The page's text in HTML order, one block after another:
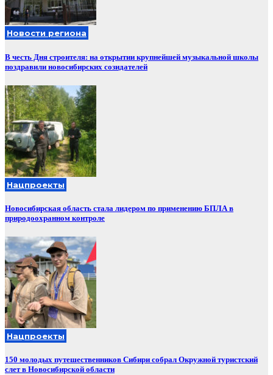
Новости региона
В честь Дня строителя: на открытии крупнейшей музыкальной школы
поздравили новосибирских созидателей
Нацпроекты
Новосибирская область стала лидером по применению БПЛА в
природоохранном контроле
Нацпроекты
150 молодых путешественников Сибири собрал Окружной туристский
слет в Новосибирской области